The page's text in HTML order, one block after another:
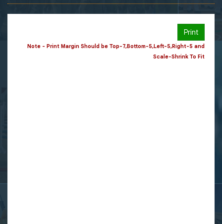
Print
Note - Print Margin Should be Top-7,Bottom-5,Left-5,Right-5 and
Scale-Shrink To Fit